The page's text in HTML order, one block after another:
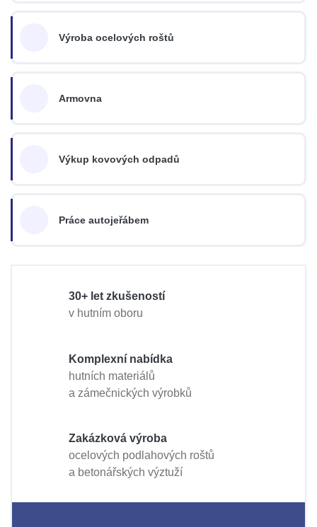
Výroba ocelových roštů
Armovna
Výkup kovových odpadů
Práce autojeřábem
30+ let zkušeností
v hutním oboru
Komplexní nabídka
hutních materiálů
a zámečnických výrobků
Zakázková výroba
ocelových podlahových roštů
a betonářských výztuží